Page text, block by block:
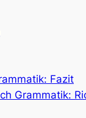
Fazit
Grammatik: